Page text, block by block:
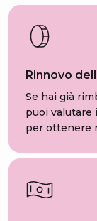
Rinnovo
Se hai già
puoi valutare
per ottenere